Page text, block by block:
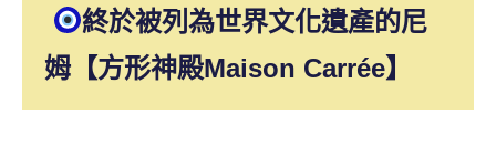
終於被列為世界文化遺產的尼
姆【方形神殿Maison Carrée】